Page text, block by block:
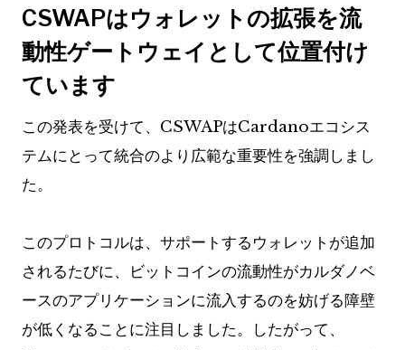
CSWAPはウォレットの拡張を流
動性ゲートウェイとして位置付け
ています
この発表を受けて、CSWAPはCardanoエコシス
テムにとって統合のより広範な重要性を強調しまし
た。
このプロトコルは、サポートするウォレットが追加
されるたびに、ビットコインの流動性がカルダノベ
ースのアプリケーションに流入するのを妨げる障壁
が低くなることに注目しました。したがって、